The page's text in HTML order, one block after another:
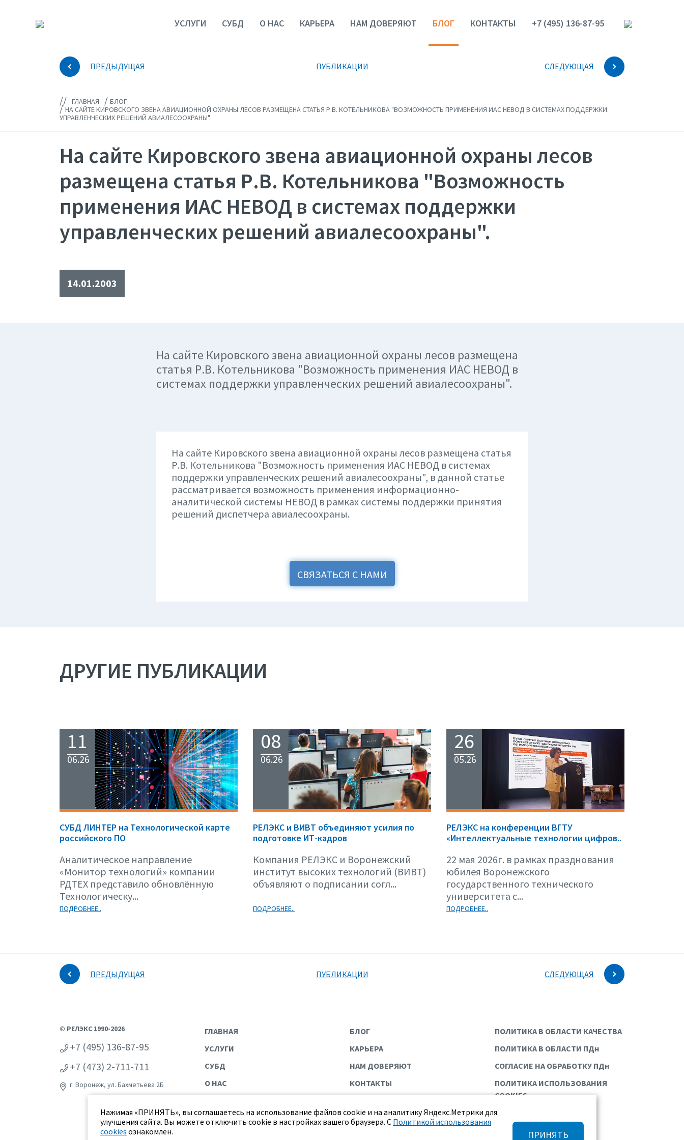
УСЛУГИ СУБД О НАС КАРЬЕРА НАМ ДОВЕРЯЮТ БЛОГ КОНТАКТЫ +7 (495) 136-87-95
ПРЕДЫДУЩАЯ ПУБЛИКАЦИИ СЛЕДУЮЩАЯ
// ГЛАВНАЯ / БЛОГ
/НА САЙТЕ КИРОВСКОГО ЗВЕНА АВИАЦИОННОЙ ОХРАНЫ ЛЕСОВ РАЗМЕЩЕНА СТАТЬЯ Р.В. КОТЕЛЬНИКОВА "ВОЗМОЖНОСТЬ ПРИМЕНЕНИЯ ИАС НЕВОД В СИСТЕМАХ ПОДДЕРЖКИ
УПРАВЛЕНЧЕСКИХ РЕШЕНИЙ АВИАЛЕСООХРАНЫ".
На сайте Кировского звена авиационной охраны лесов
размещена статья Р.В. Котельникова "Возможность
применения ИАС НЕВОД в системах поддержки
управленческих решений авиалесоохраны".
14.01.2003
На сайте Кировского звена авиационной охраны лесов размещена
статья Р.В. Котельникова "Возможность применения ИАС НЕВОД в
системах поддержки управленческих решений авиалесоохраны".
На сайте Кировского звена авиационной охраны лесов размещена статья
Р.В. Котельникова "Возможность применения ИАС НЕВОД в системах
поддержки управленческих решений авиалесоохраны", в данной статье
рассматривается возможность применения информационно-
аналитической системы НЕВОД в рамках системы поддержки принятия
решений диспетчера авиалесоохраны.
СВЯЗАТЬСЯ С НАМИ
ДРУГИЕ ПУБЛИКАЦИИ
11
06.26
СУБД ЛИНТЕР на Технологической карте
российского ПО
Аналитическое направление
«Монитор технологий» компании
РДТЕХ представило обновлённую
Технологическу...
ПОДРОБНЕЕ..
08
06.26
РЕЛЭКС и ВИВТ объединяют усилия по
подготовке ИТ-кадров
Компания РЕЛЭКС и Воронежский
институт высоких технологий (ВИВТ)
объявляют о подписании согл...
ПОДРОБНЕЕ..
26
05.26
РЕЛЭКС на конференции ВГТУ
«Интеллектуальные технологии цифров..
22 мая 2026г. в рамках празднования
юбилея Воронежского
государственного технического
университета с...
ПОДРОБНЕЕ..
ПРЕДЫДУЩАЯ ПУБЛИКАЦИИ СЛЕДУЮЩАЯ
Нажимая «ПРИНЯТЬ», вы соглашаетесь на использование файлов cookie и на аналитику Яндекс.Метрики для
улучшения сайта. Вы можете отключить cookie в настройках вашего браузера. С Политикой использования
cookies ознакомлен. ПРИНЯТЬ
© РЕЛЭКС 1990-2026
+7 (495) 136-87-95
+7 (473) 2-711-711
г. Воронеж, ул. Бахметьева 2Б
ГЛАВНАЯ
УСЛУГИ
СУБД
О НАС
БЛОГ
КАРЬЕРА
НАМ ДОВЕРЯЮТ
КОНТАКТЫ
ПОЛИТИКА В ОБЛАСТИ КАЧЕСТВА
ПОЛИТИКА В ОБЛАСТИ ПДн
СОГЛАСИЕ НА ОБРАБОТКУ ПДн
ПОЛИТИКА ИСПОЛЬЗОВАНИЯ
COOKIES